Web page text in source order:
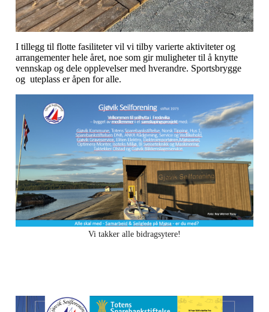
I tillegg til flotte fasiliteter vil vi tilby varierte aktiviteter og
arrangementer hele året, noe som gir muligheter til å knytte
vennskap og dele opplevelser med hverandre. Sportsbrygge
og uteplass er åpen for alle.
Vi takker alle bidragsytere!